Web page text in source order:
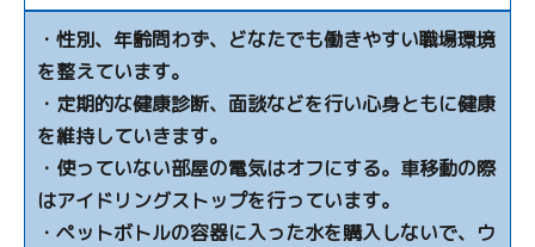
・性別、年齢問わず、どなたでも働きやすい職場環境
を整えています。
・定期的な健康診断、面談などを行い心身ともに健康
を維持していきます。
・使っていない部屋の電気はオフにする。車移動の際
はアイドリングストップを行っています。
・ペットボトルの容器に入った水を購入しないで、ウ